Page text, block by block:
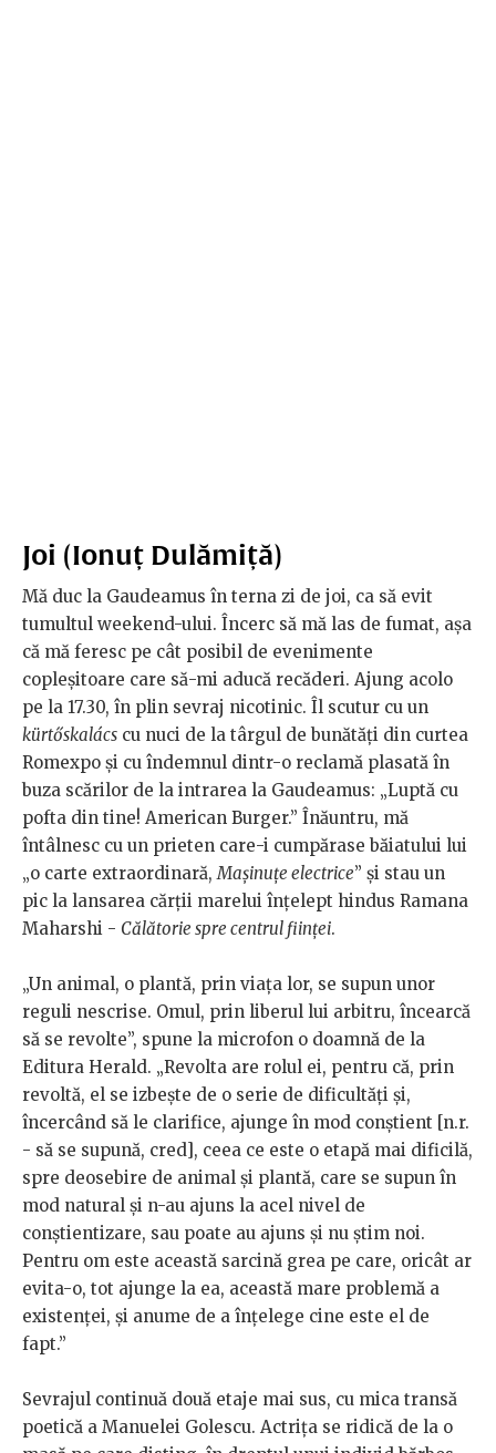
Joi (Ionuț Dulămiță)
Mă duc la Gaudeamus în terna zi de joi, ca să evit
tumultul weekend-ului. Încerc să mă las de fumat, așa
că mă feresc pe cât posibil de evenimente
copleșitoare care să-mi aducă recăderi. Ajung acolo
pe la 17.30, în plin sevraj nicotinic. Îl scutur cu un
kürtőskalács cu nuci de la târgul de bunătăți din curtea
Romexpo și cu îndemnul dintr-o reclamă plasată în
buza scărilor de la intrarea la Gaudeamus: „Luptă cu
pofta din tine! American Burger.” Înăuntru, mă
întâlnesc cu un prieten care-i cumpărase băiatului lui
„o carte extraordinară, Mașinuțe electrice” și stau un
pic la lansarea cărții marelui înțelept hindus Ramana
Maharshi - Călătorie spre centrul ființei.
„Un animal, o plantă, prin viața lor, se supun unor
reguli nescrise. Omul, prin liberul lui arbitru, încearcă
să se revolte”, spune la microfon o doamnă de la
Editura Herald. „Revolta are rolul ei, pentru că, prin
revoltă, el se izbește de o serie de dificultăți și,
încercând să le clarifice, ajunge în mod conștient [n.r.
- să se supună, cred], ceea ce este o etapă mai dificilă,
spre deosebire de animal și plantă, care se supun în
mod natural și n-au ajuns la acel nivel de
conștientizare, sau poate au ajuns și nu știm noi.
Pentru om este această sarcină grea pe care, oricât ar
evita-o, tot ajunge la ea, această mare problemă a
existenței, și anume de a înțelege cine este el de
fapt.”
Sevrajul continuă două etaje mai sus, cu mica transă
poetică a Manuelei Golescu. Actrița se ridică de la o